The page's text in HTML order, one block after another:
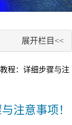
展开栏目<<
程：详细步骤与注
注意事项！